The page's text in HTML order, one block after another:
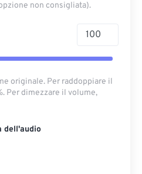
non consigliata).
originale. Per raddoppiare il
Per dimezzare il volume,
dell'audio